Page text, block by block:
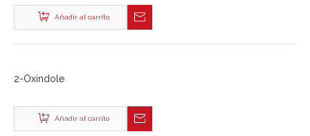
Añadir al carrito
2-Oxindole
Añadir al carrito